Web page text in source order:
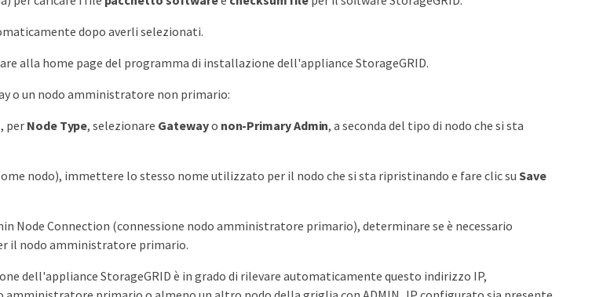
dopo averli selezionati.
alla home page del programma di installazione dell'appliance StorageGRID.
o un nodo amministratore non primario:
per Node Type, selezionare Gatewayo non-Primary Admin, a seconda del tipo di nodo che si sta
nodo), immettere lo stesso nome utilizzato per il nodo che si sta ripristinando e fare clic suSave
Node Connection (connessione nodo amministratore primario), determinare se è necessario
il nodo amministratore primario.
dell'appliance StorageGRID è in grado di rilevare automaticamente questo indirizzo IP,